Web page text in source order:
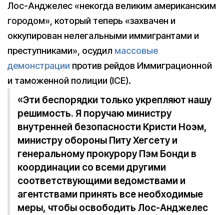
Лос-Анджелес «некогда великим американским
городом», который теперь «захвачен и
оккупирован нелегальными иммигрантами и
преступниками», осудил массовые
демонстрации против рейдов Иммиграционной
и таможенной полиции (ICE).
«Эти беспорядки только укрепляют нашу
решимость. Я поручаю министру
внутренней безопасности Кристи Ноэм,
министру обороны Питу Хегсету и
генеральному прокурору Пэм Бонди в
координации со всеми другими
соответствующими ведомствами и
агентствами принять все необходимые
меры, чтобы освободить Лос-Анджелес